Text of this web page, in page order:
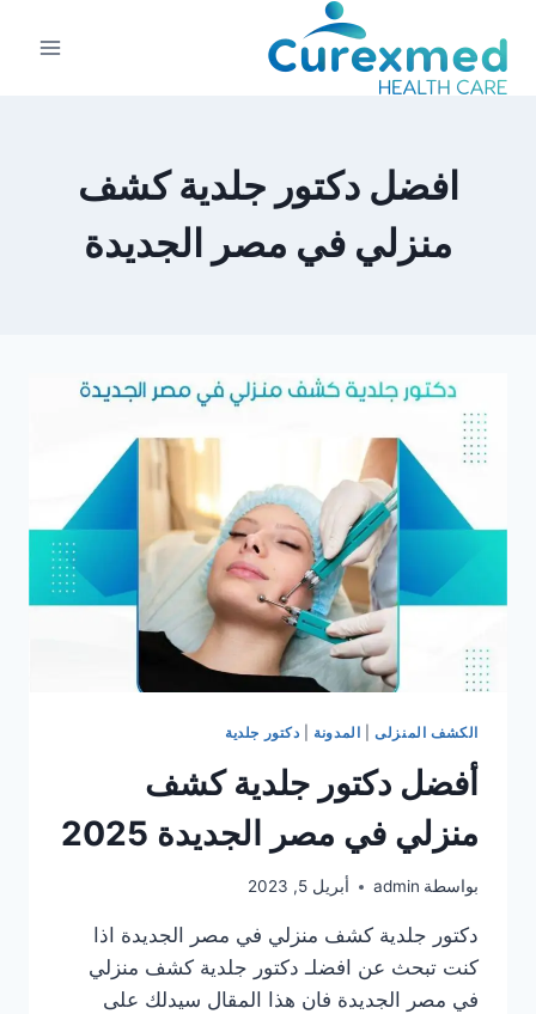
المحتوى
افضل دكتور جلدية كشف
منزلي في مصر الجديدة
الكشف المنزلى| المدونة دكتور جلدية
أفضل دكتور جلدية كشف
منزلي في مصر الجديدة 2025
بواسطة admin أبريل 5, 2023
دكتور جلدية كشف منزلي في مصر الجديدة اذا
كنت تبحث عن افضلـ دكتور جلدية كشف منزلي
في مصر الجديدة فان هذا المقال سيدلك على